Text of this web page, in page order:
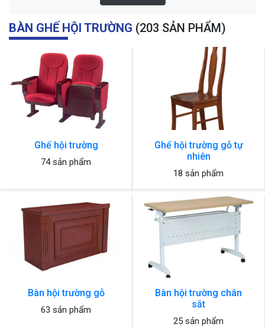
BÀN GHẾ HỘI TRƯỜNG (203 SẢN PHẨM)
Ghế hội trường
74 sản phẩm
Ghế hội trường gỗ tự
nhiên
18 sản phẩm
Bàn hội trường gỗ
63 sản phẩm
Bàn hội trường chân
sắt
25 sản phẩm